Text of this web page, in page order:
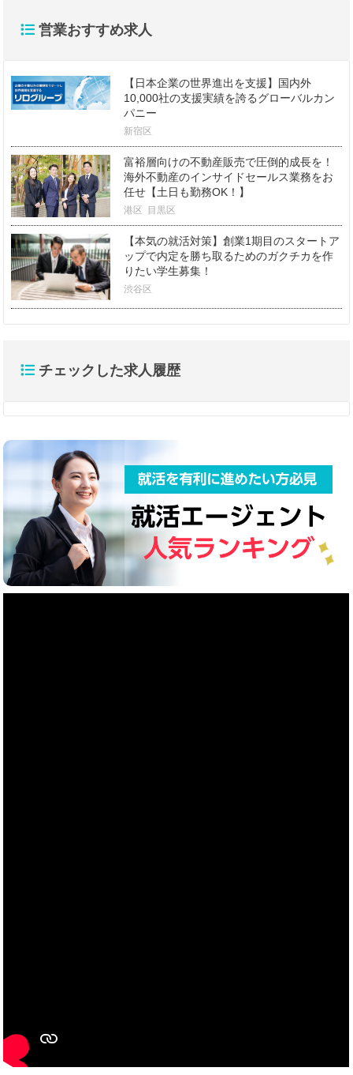
営業おすすめ求人
【日本企業の世界進出を支援】国内外
10,000社の支援実績を誇るグローバルカン
パニー
新宿区
富裕層向けの不動産販売で圧倒的成長を！
海外不動産のインサイドセールス業務をお
任せ【土日も勤務OK！】
港区 目黒区
【本気の就活対策】創業1期目のスタートア
ップで内定を勝ち取るためのガクチカを作
りたい学生募集！
渋谷区
チェックした求人履歴